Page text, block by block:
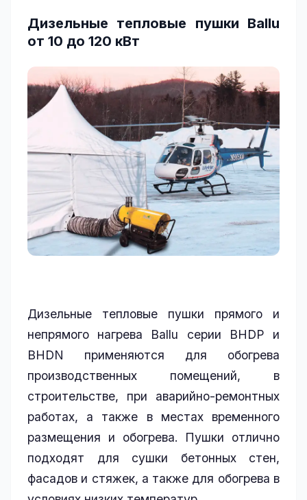
Дизельные тепловые пушки Ballu
от 10 до 120 кВт
Дизельные тепловые пушки прямого и
непрямого нагрева Ballu серии BHDP и
BHDN применяются для обогрева
производственных помещений, в
строительстве, при аварийно-ремонтных
работах, а также в местах временного
размещения и обогрева. Пушки отлично
подходят для сушки бетонных стен,
фасадов и стяжек, а также для обогрева в